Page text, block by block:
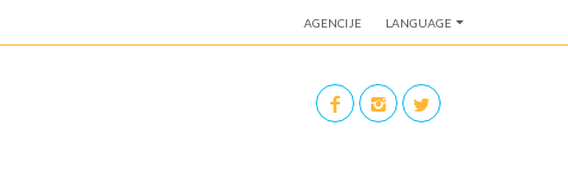
AGENCIJE LANGUAGE